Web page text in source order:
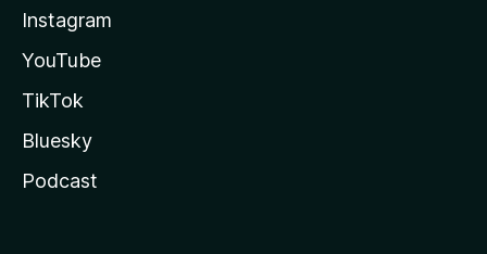
Instagram
YouTube
TikTok
Bluesky
Podcast